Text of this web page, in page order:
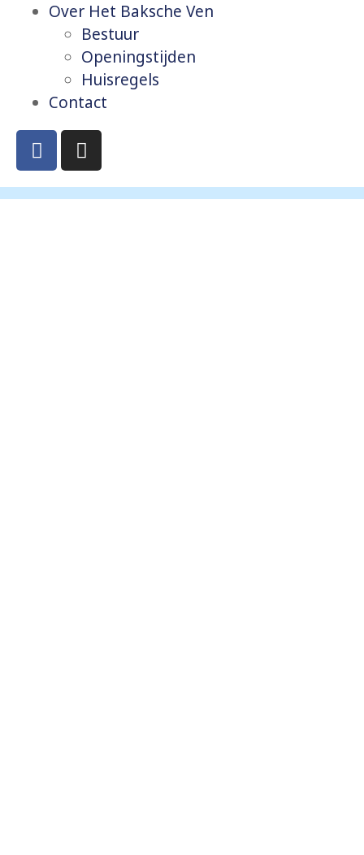
Over Het Baksche Ven
Bestuur
Openingstijden
Huisregels
Contact